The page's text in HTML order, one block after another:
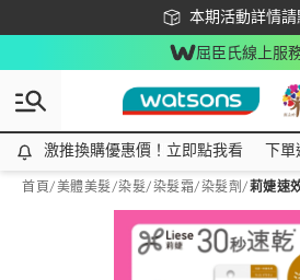
本期活動詳情
下載app最高回饋
屈臣氏線上服
激推換購優惠價！立即點我看
激推換購優惠價！立即點我看 下單
首頁/美體美髮/染髮/染髮霜/染髮劑 /莉婕速